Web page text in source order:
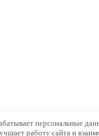
персональные
работу сайта и